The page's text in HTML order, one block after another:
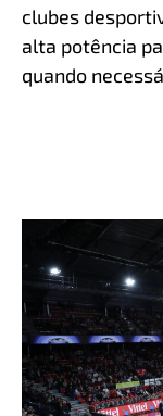
clubes
alta potência
quando